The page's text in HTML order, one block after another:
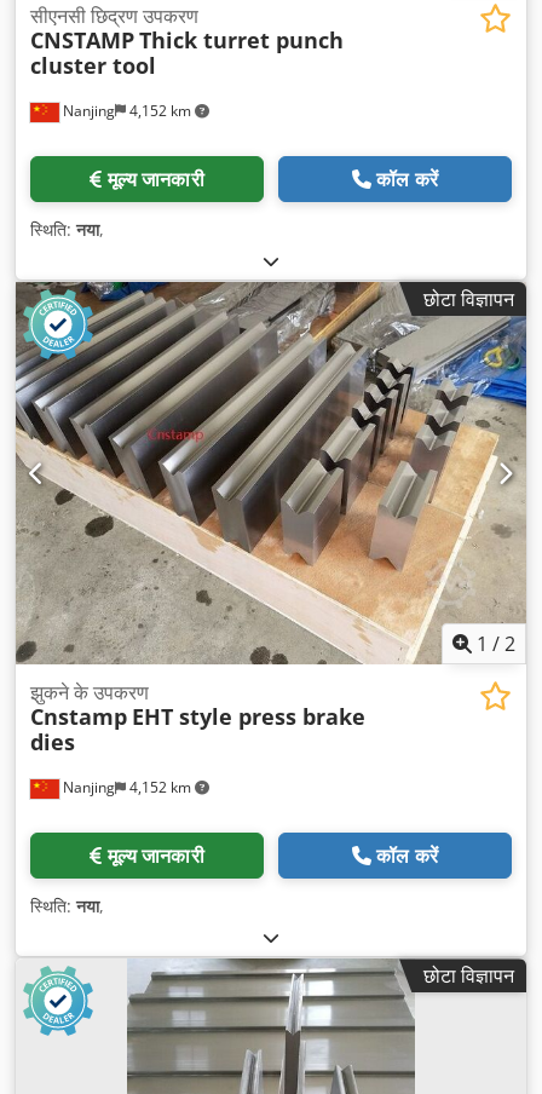
Nanjing 4,152 km
सीएनसी छिद्रण उपकरण
CNSTAMPThick turret punch
cluster tool
मूल्य जानकारी कॉल करें
स्थिति:नया,
छोटा विज्ञापन
1 /2
Nanjing 4,152 km
झुकने के उपकरण
Cnstamp EHT style press brake
dies
मूल्य जानकारी कॉल करें
स्थिति:नया,
छोटा विज्ञापन